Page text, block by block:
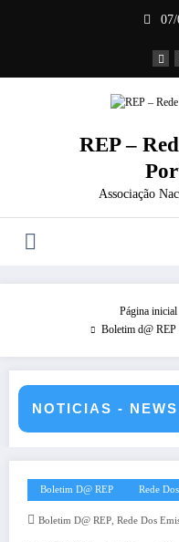
REP –
Associação
Página inicial
Boletim d@ REP
NOTICIAS - NEWS
12 de julho de 2026 – CS5HQ
Boletim D@ REP Rede
Boletim D@ REP, Rede Dos